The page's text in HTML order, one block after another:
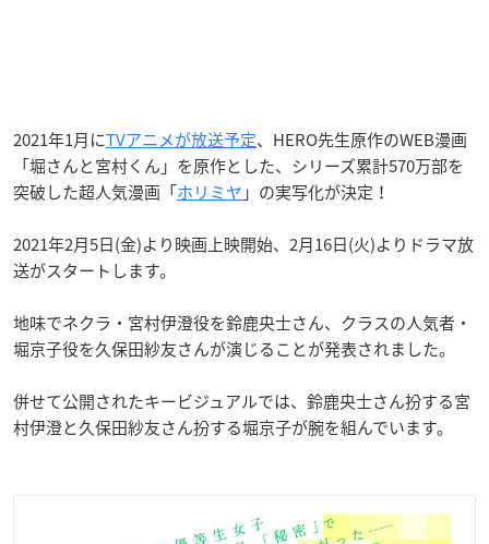
2021年1月にTVアニメが放送予定、HERO先生原作のWEB漫画
「堀さんと宮村くん」を原作とした、シリーズ累計570万部を
突破した超人気漫画「ホリミヤ 」の実写化が決定！
2021年2月5日(金)より映画上映開始、2月16日(火)よりドラマ放
送がスタートします。
地味でネクラ・宮村伊澄役を鈴鹿央士さん、クラスの人気者・
堀京子役を久保田紗友さんが演じることが発表されました。
併せて公開されたキービジュアルでは、鈴鹿央士さん扮する宮
村伊澄と久保田紗友さん扮する堀京子が腕を組んでいます。